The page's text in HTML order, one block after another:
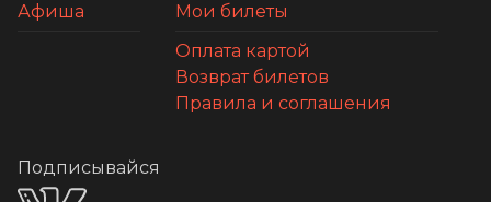
Афиша
Мои билеты
Оплата картой
Возврат билетов
Правила и соглашения
Подписывайся